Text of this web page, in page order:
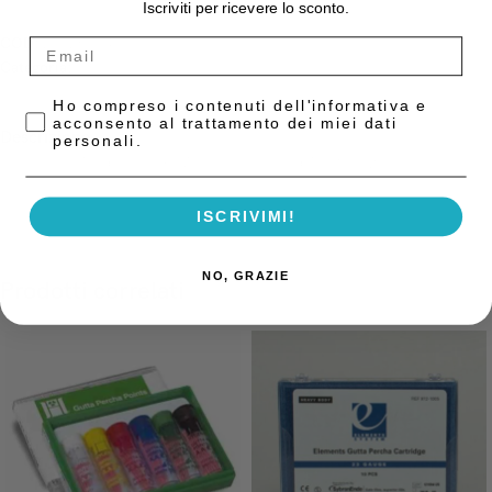
COD:29625004
Categoria: Guttaperca
Descrizione
Iscriviti per ricevere lo sconto.
Privacy Policy
Ho compreso i contenuti dell'informativa e
acconsento al trattamento dei miei dati
personali.
ISCRIVIMI!
NO, GRAZIE